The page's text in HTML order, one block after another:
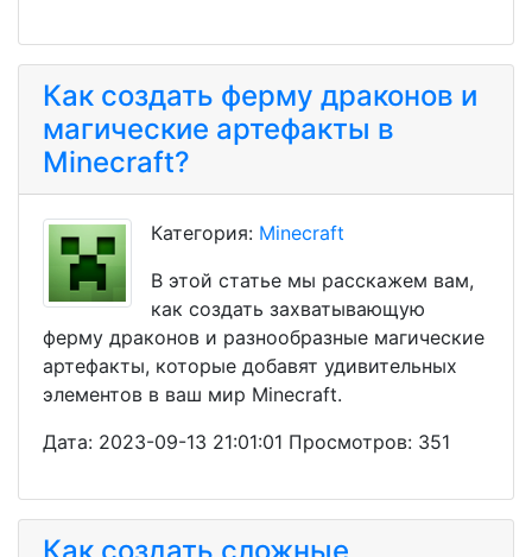
Как создать ферму драконов и
магические артефакты в
Minecraft?
Категория: Minecraft
В этой статье мы расскажем вам,
как создать захватывающую
ферму драконов и разнообразные магические
артефакты, которые добавят удивительных
элементов в ваш мир Minecraft.
Дата: 2023-09-13 21:01:01 Просмотров: 351